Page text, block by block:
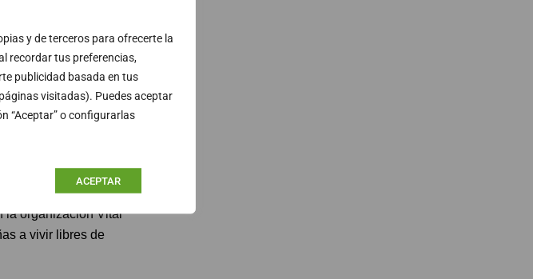
y de terceros para ofrecerte la
recordar tus preferencias,
publicidad basada en tus
visitadas). Puedes aceptar
“Aceptar” o configurarlas
ACEPTAR
primer paso
que la sufren.
mujeres
Mateo Lecocq
la voz de las
Speak Out, que
la organización Vital
a vivir libres de